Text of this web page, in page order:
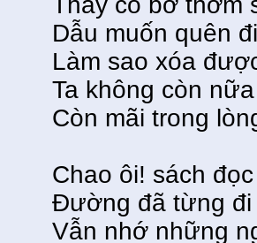
Dẫu muốn quên
Làm sao xóa
Ta không còn
Còn mãi trong
Chao ôi! sách
Ðường đã từng
Vẫn nhớ những